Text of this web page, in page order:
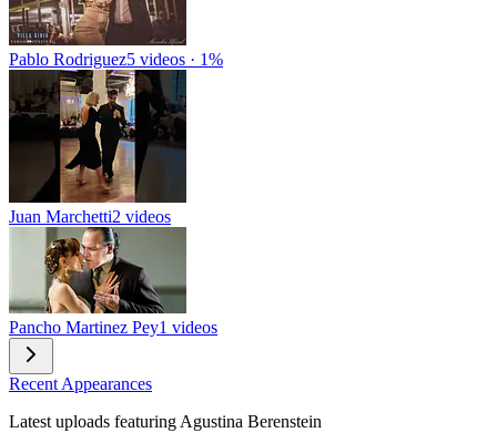
Pablo Rodriguez5 videos · 1%
Juan Marchetti2 videos
Pancho Martinez Pey1 videos
Recent Appearances
Latest uploads featuring Agustina Berenstein